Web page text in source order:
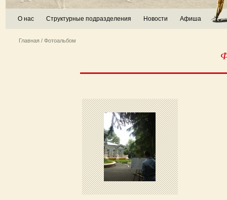
О нас Структурные подразделения Новости Афиша
Главная / Фотоальбом